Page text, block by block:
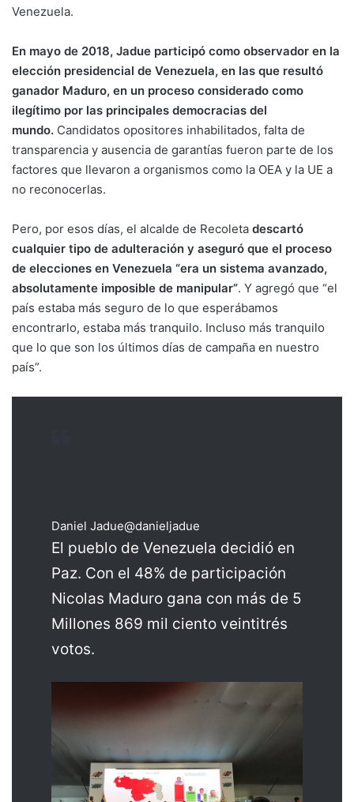
Venezuela.
En mayo de 2018, Jadue participó como observador en la
elección presidencial de Venezuela, en las que resultó
ganador Maduro, en un proceso considerado como
ilegítimo por las principales democracias del
mundo. Candidatos opositores inhabilitados, falta de
transparencia y ausencia de garantías fueron parte de los
factores que llevaron a organismos como la OEA y la UE a
no reconocerlas.
Pero, por esos días, el alcalde de Recoleta descartó
cualquier tipo de adulteración y aseguró que el proceso
de elecciones en Venezuela “era un sistema avanzado,
absolutamente imposible de manipular”. Y agregó que “el
país estaba más seguro de lo que esperábamos
encontrarlo, estaba más tranquilo. Incluso más tranquilo
que lo que son los últimos días de campaña en nuestro
país”.
Daniel Jadue@danieljadue
El pueblo de Venezuela decidió en
Paz. Con el 48% de participación
Nicolas Maduro gana con más de 5
Millones 869 mil ciento veintitrés
votos.